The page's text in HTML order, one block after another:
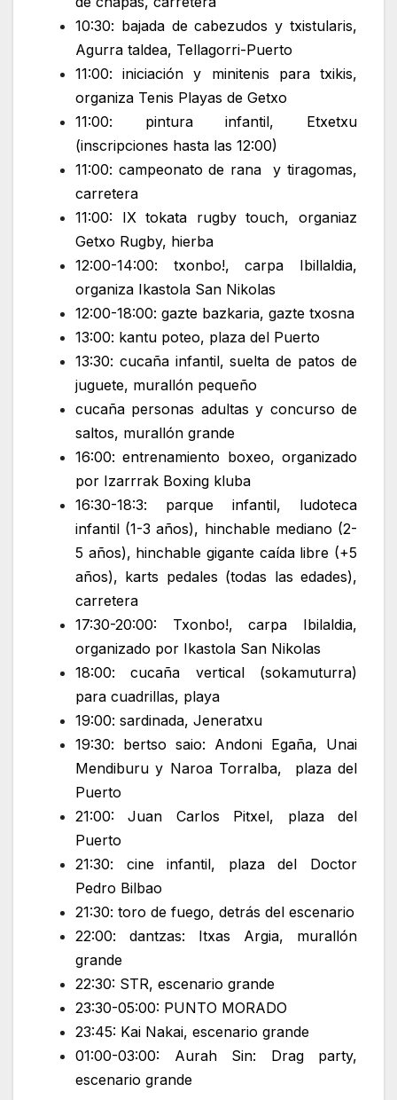
10:30: bajada de cabezudos y txistularis,
Agurra taldea, Tellagorri-Puerto
11:00: iniciación y minitenis para txikis,
organiza Tenis Playas de Getxo
11:00: pintura infantil, Etxetxu
(inscripciones hasta las 12:00)
11:00: campeonato de rana y tiragomas,
carretera
11:00: IX tokata rugby touch, organiaz
Getxo Rugby, hierba
12:00-14:00: txonbo!, carpa Ibillaldia,
organiza Ikastola San Nikolas
12:00-18:00: gazte bazkaria, gazte txosna
13:00: kantu poteo, plaza del Puerto
13:30: cucaña infantil, suelta de patos de
juguete, murallón pequeño
cucaña personas adultas y concurso de
saltos, murallón grande
16:00: entrenamiento boxeo, organizado
por Izarrrak Boxing kluba
16:30-18:3: parque infantil, ludoteca
infantil (1-3 años), hinchable mediano (2-
5 años), hinchable gigante caída libre (+5
años), karts pedales (todas las edades),
carretera
17:30-20:00: Txonbo!, carpa Ibilaldia,
organizado por Ikastola San Nikolas
18:00: cucaña vertical (sokamuturra)
para cuadrillas, playa
19:00: sardinada, Jeneratxu
19:30: bertso saio: Andoni Egaña, Unai
Mendiburu y Naroa Torralba, plaza del
Puerto
21:00: Juan Carlos Pitxel, plaza del
Puerto
21:30: cine infantil, plaza del Doctor
Pedro Bilbao
21:30: toro de fuego, detrás del escenario
22:00: dantzas: Itxas Argia, murallón
grande
22:30: STR, escenario grande
23:30-05:00: PUNTO MORADO
23:45: Kai Nakai, escenario grande
01:00-03:00: Aurah Sin: Drag party,
escenario grande